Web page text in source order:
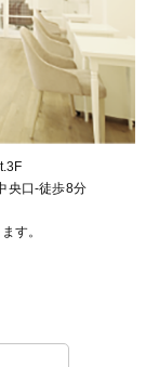
央口-徒歩8分
す。